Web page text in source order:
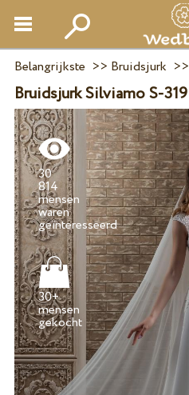
Belangrijkste >> Bruidsjurk >>
Bruidsjurk Silviamo S-319
30
814
mensen
waren
geïnteresseerd
30+
mensen